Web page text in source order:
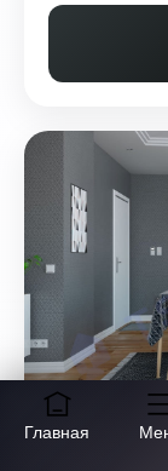
Главная
КУХНЯ